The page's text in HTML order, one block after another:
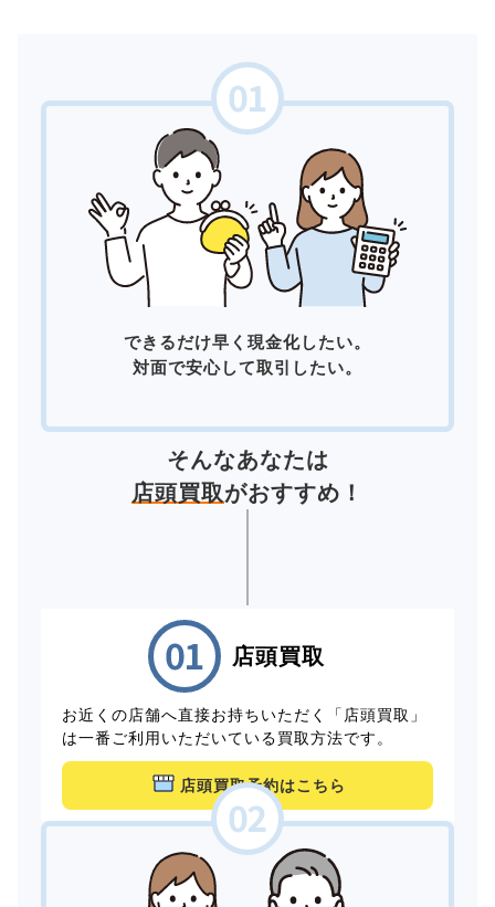
できるだけ早く現金化したい。
対面で安心して取引したい。
そんなあなたは
店頭買取がおすすめ！
店頭買取
お近くの店舗へ直接お持ちいただく「店頭買取」
は一番ご利用いただいている買取方法です。
店頭買取予約はこちら